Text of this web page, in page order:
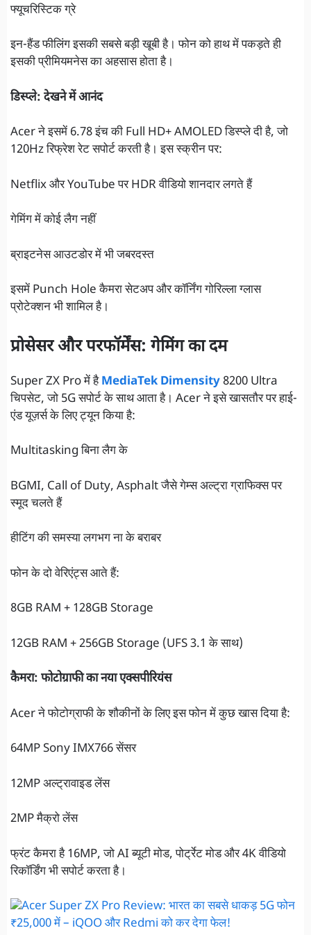
फ्यूचरिस्टिक ग्रे
इन-हैंड फीलिंग इसकी सबसे बड़ी खूबी है। फोन को हाथ में पकड़ते ही
इसकी प्रीमियमनेस का अहसास होता है।
डिस्प्ले: देखने में आनंद
Acer ने इसमें 6.78 इंच की Full HD+ AMOLED डिस्प्ले दी है, जो
120Hz रिफ्रेश रेट सपोर्ट करती है। इस स्क्रीन पर:
Netflix और YouTube पर HDR वीडियो शानदार लगते हैं
गेमिंग में कोई लैग नहीं
ब्राइटनेस आउटडोर में भी जबरदस्त
इसमें Punch Hole कैमरा सेटअप और कॉर्निंग गोरिल्ला ग्लास
प्रोटेक्शन भी शामिल है।
प्रोसेसर और परफॉर्मेंस: गेमिंग का दम
Super ZX Pro में हैMediaTek Dimensity 8200 Ultra
चिपसेट, जो 5G सपोर्ट के साथ आता है। Acer ने इसे खासतौर पर हाई-
एंड यूज़र्स के लिए ट्यून किया है:
Multitasking बिना लैग के
BGMI, Call of Duty, Asphalt जैसे गेम्स अल्ट्रा ग्राफिक्स पर
स्मूद चलते हैं
हीटिंग की समस्या लगभग ना के बराबर
फोन के दो वेरिएंट्स आते हैं:
8GB RAM + 128GB Storage
12GB RAM + 256GB Storage (UFS 3.1 के साथ)
कैमरा: फोटोग्राफी का नया एक्सपीरियंस
Acer ने फोटोग्राफी के शौकीनों के लिए इस फोन में कुछ खास दिया है:
64MP Sony IMX766 सेंसर
12MP अल्ट्रावाइड लेंस
2MP मैक्रो लेंस
फ्रंट कैमरा है 16MP, जो AI ब्यूटी मोड, पोर्ट्रेट मोड और 4K वीडियो
रिकॉर्डिंग भी सपोर्ट करता है।